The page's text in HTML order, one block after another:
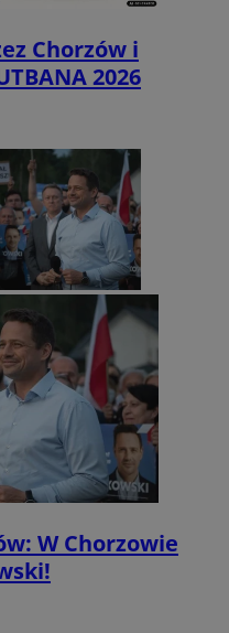
Chorzów i
2026
W Chorzowie